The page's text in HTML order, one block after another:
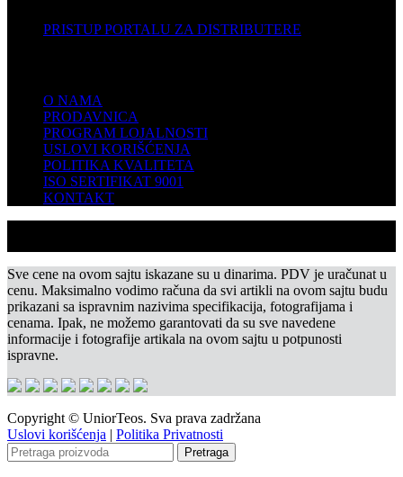
PRISTUP PORTALU ZA DISTRIBUTERE
O NAMA
PRODAVNICA
PROGRAM LOJALNOSTI
USLOVI KORIŠĆENJA
POLITIKA KVALITETA
ISO SERTIFIKAT 9001
KONTAKT
Sve cene na ovom sajtu iskazane su u dinarima. PDV je uračunat u
cenu. Maksimalno vodimo računa da svi artikli na ovom sajtu budu
prikazani sa ispravnim nazivima specifikacija, fotografijama i
cenama. Ipak, ne možemo garantovati da su sve navedene
informacije i fotografije artikala na ovom sajtu u potpunosti
ispravne.
Copyright © UniorTeos. Sva prava zadržana
Uslovi korišćenja | Politika Privatnosti
Pretraga